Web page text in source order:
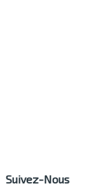
Suivez-Nous